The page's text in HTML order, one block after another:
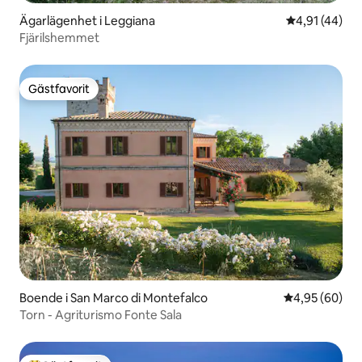
Ägarlägenhet i Leggiana 4,91 av 5 i
4,91 (44)
Fjärilshemmet
Gästfavorit
Gästfavorit
Boende i San Marco di Montefalco 4,95 av 5 i
4,95 (60)
Torn - Agriturismo Fonte Sala